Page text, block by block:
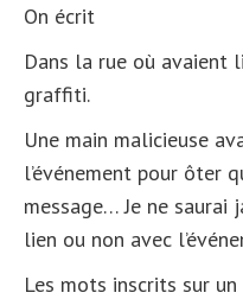
On écrit
Dans la rue où avaient
graffiti.
Une main malicieuse
l’événement pour ôter
message… Je ne
lien ou non avec
Les mots inscrits sur